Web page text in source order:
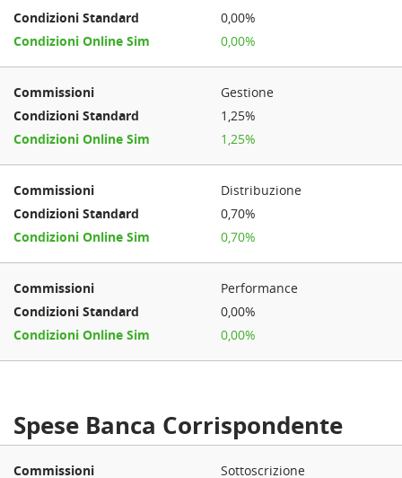
0,00%
0,00%
Gestione
1,25%
1,25%
Distribuzione
0,70%
0,70%
Performance
0,00%
0,00%
Spese Banca Corrispondente
Sottoscrizione